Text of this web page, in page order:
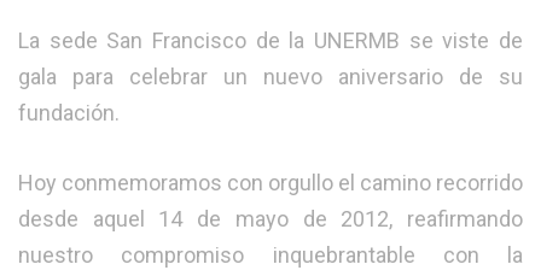
​La sede San Francisco de la UNERMB se viste de
gala para celebrar un nuevo aniversario de su
fundación.
​Hoy conmemoramos con orgullo el camino recorrido
desde aquel 14 de mayo de 2012, reafirmando
nuestro compromiso inquebrantable con la